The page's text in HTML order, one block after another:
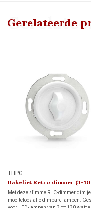
Gerelateerde
THPG
Bakeliet Retro dimmer (3-
Watt) 1930
Met deze slimme RLC-dimmer dim je
moeiteloos alle dimbare lampen.